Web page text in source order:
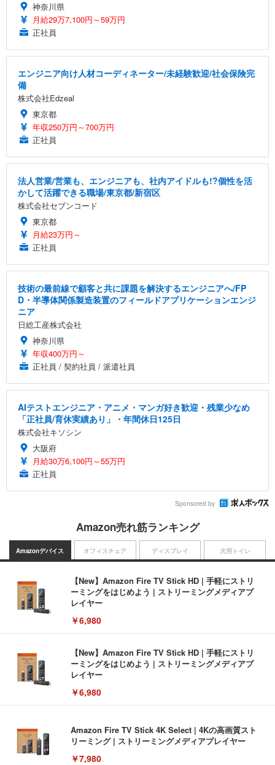
神奈川県
月給29万7,100円～59万円
正社員
エンジニア向け人材コーディネーター/未経験歓迎/社会保険完
備
株式会社Edzeal
東京都
年収250万円～700万円
正社員
法人営業/営業も、エンジニアも、社内アイドルも!?個性を活
かして活躍できる職場/東京都/新宿区
株式会社セブンコード
東京都
月給23万円～
正社員
技術の最前線で顧客と共に課題を解決するエンジニアへ/FP
D・半導体関係製造装置のフィールドアプリケーションエンジ
ニア
日総工産株式会社
神奈川県
年収400万円～
正社員 / 契約社員 / 派遣社員
AIテストエンジニア・アニメ・マンガ好き歓迎・残業少なめ
「正社員/育休実績あり」・年間休日125日
株式会社キソシン
大阪府
月給30万6,100円～55万円
正社員
Sponsored by
Amazon売れ筋ランキング
Amazonデバイス
【New】Amazon Fire TV Stick HD | 手軽にストリ
ーミングをはじめよう | ストリーミングメディアプ
レイヤー
￥6,980
【New】Amazon Fire TV Stick HD | 手軽にストリ
ーミングをはじめよう | ストリーミングメディアプ
レイヤー
￥6,980
Amazon Fire TV Stick 4K Select | 4Kの高画質スト
リーミング | ストリーミングメディアプレイヤー
￥7,980
オフィスチェア ディスプレイ 犬用トイレ